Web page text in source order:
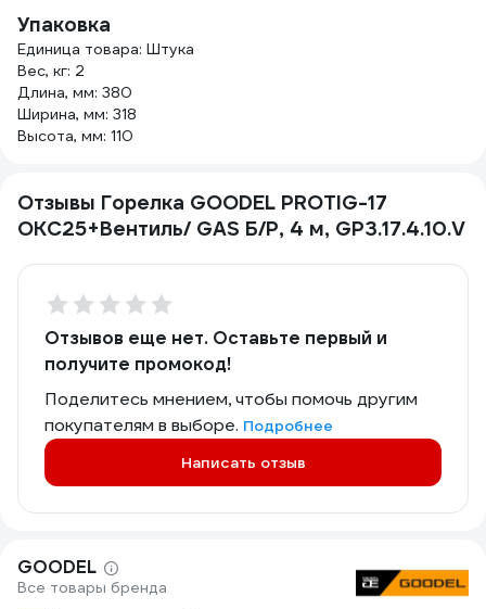
Упаковка
Единица товара: Штука
Вес, кг: 2
Длина, мм: 380
Ширина, мм: 318
Высота, мм: 110
Отзывы Горелка GOODEL PROTIG-17
OKC25+Вентиль/ GAS Б/Р, 4 м, GP3.17.4.10.V
Отзывов еще нет. Оставьте первый и
получите промокод!
Поделитесь мнением, чтобы помочь другим
покупателям в выборе. Подробнее
Написать отзыв
GOODEL
Все товары бренда